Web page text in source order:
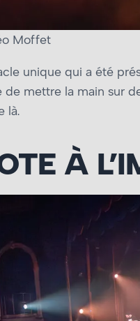
Moffet
unique qui a été
mettre la main sur
là.
À